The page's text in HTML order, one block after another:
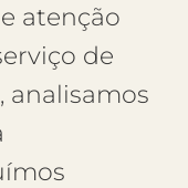
atenção
de
analisamos